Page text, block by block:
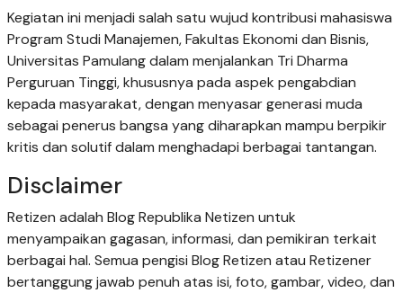
Kegiatan ini menjadi salah satu wujud kontribusi mahasiswa
Program Studi Manajemen, Fakultas Ekonomi dan Bisnis,
Universitas Pamulang dalam menjalankan Tri Dharma
Perguruan Tinggi, khususnya pada aspek pengabdian
kepada masyarakat, dengan menyasar generasi muda
sebagai penerus bangsa yang diharapkan mampu berpikir
kritis dan solutif dalam menghadapi berbagai tantangan.
Disclaimer
Retizen adalah Blog Republika Netizen untuk
menyampaikan gagasan, informasi, dan pemikiran terkait
berbagai hal. Semua pengisi Blog Retizen atau Retizener
bertanggung jawab penuh atas isi, foto, gambar, video, dan